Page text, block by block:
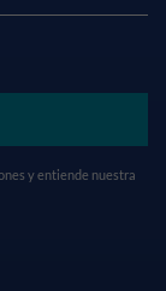
y entiende nuestra